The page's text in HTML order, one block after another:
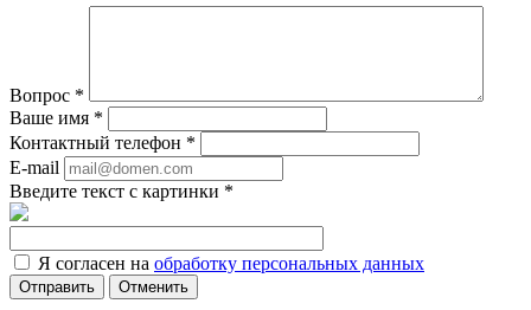
Вопрос *
Ваше имя *
Контактный телефон *
E-mail
Введите текст с картинки *
Я согласен на обработку персональных данных
Отменить